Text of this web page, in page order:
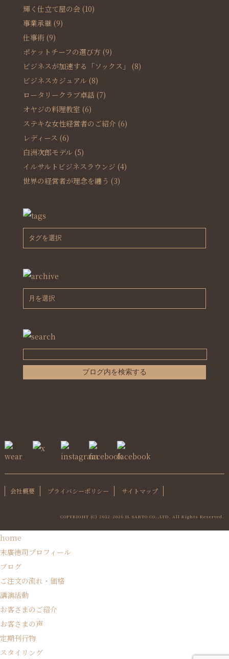
輝く仕立て屋の会 (10)
事業承継(9)
仕事術(9)
ポケットチーフの選び方 (9)
ビジネスが加速する「ソックス」
(8)
ビジネスカジュアル(8)
ロータリークラブ卓話 (7)
オヤジの料理教室 (6)
ステキな女性経営者のご紹介 (6)
レディース (6)
白洲次郎モデル(5)
イルサルトビジネスラウンジ (4)
世界の経営者が理念を纏う (3)
会社概要 プライバシーポリシー サイトマップ
COPYRIGHT (C) 2012-2026 IL SARTO CO.,LTD. All Rights Reserved.
home
末廣徳司プロフィール
ブログ
ご注文の流れ・価格
講演活動
お客さまのご紹介
お客さまの声
定期刊行物
スタイリング